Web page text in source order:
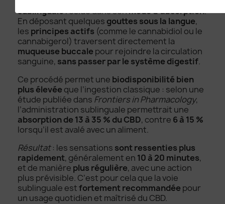
sublingualeréside dans sonmode d’absorption.
En déposant quelques gouttes sous la langue,
les principes actifs (comme le cannabidiol ou le
cannabigerol) traversent directement la
muqueuse buccale pour rejoindre la circulation
sanguine, sans passer par le système digestif.
Ce procédé permet une biodisponibilité bien
plus élevée que l’ingestion classique : selon une
étude publiée dans Frontiers in Pharmacology,
l’administration sublinguale permettrait une
absorption de 13 à 35 % du CBD, contre 6 à 15 %
lorsqu’il est avalé avec un aliment.
Résultat: les sensations sont ressenties plus
rapidement, généralement en 10 à 20 minutes,
et de manière plus régulière, avec une action
plus prévisible. C’est pour cela que la voie
sublinguale estfortement recommandée pour
un usage quotidien et maîtrisé du CBD.